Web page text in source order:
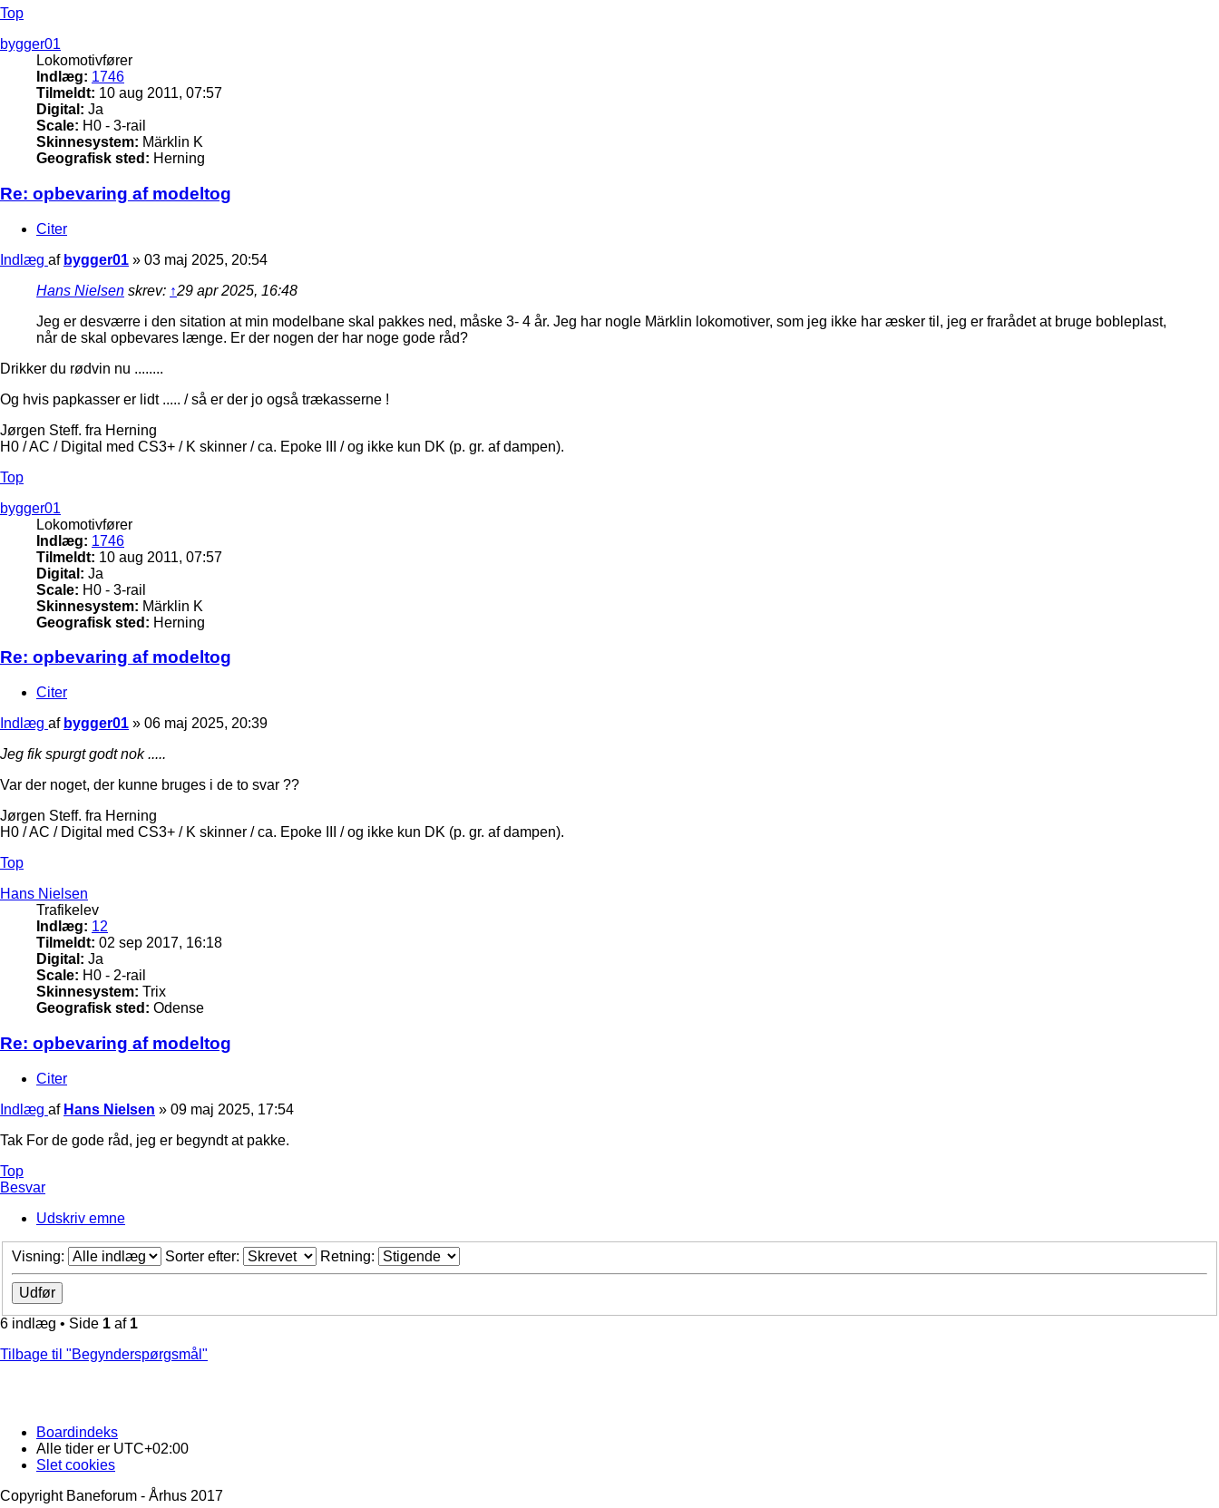
Top
bygger01
Lokomotivfører
Indlæg: 1746
Tilmeldt: 10 aug 2011, 07:57
Digital: Ja
Scale: H0 - 3-rail
Skinnesystem: Märklin K
Geografisk sted: Herning
Re: opbevaring af modeltog
Citer
Indlæg af bygger01 » 03 maj 2025, 20:54
Hans Nielsen skrev: ↑29 apr 2025, 16:48
Jeg er desværre i den sitation at min modelbane skal pakkes ned, måske 3- 4 år. Jeg har nogle Märklin lokomotiver, som jeg ikke har æsker til, jeg er frarådet at bruge bobleplast,
når de skal opbevares længe. Er der nogen der har noge gode råd?
Drikker du rødvin nu ........
Og hvis papkasser er lidt ..... / så er der jo også trækasserne !
Jørgen Steff. fra Herning
H0 / AC / Digital med CS3+ / K skinner / ca. Epoke III / og ikke kun DK (p. gr. af dampen).
Top
bygger01
Lokomotivfører
Indlæg: 1746
Tilmeldt: 10 aug 2011, 07:57
Digital: Ja
Scale: H0 - 3-rail
Skinnesystem: Märklin K
Geografisk sted: Herning
Re: opbevaring af modeltog
Citer
Indlæg af bygger01 » 06 maj 2025, 20:39
Jeg fik spurgt godt nok .....
Var der noget, der kunne bruges i de to svar ??
Jørgen Steff. fra Herning
H0 / AC / Digital med CS3+ / K skinner / ca. Epoke III / og ikke kun DK (p. gr. af dampen).
Top
Hans Nielsen
Trafikelev
Indlæg: 12
Tilmeldt: 02 sep 2017, 16:18
Digital: Ja
Scale: H0 - 2-rail
Skinnesystem: Trix
Geografisk sted: Odense
Re: opbevaring af modeltog
Citer
Indlæg af Hans Nielsen » 09 maj 2025, 17:54
Tak For de gode råd, jeg er begyndt at pakke.
Top
Besvar
Udskriv emne
Visning: Sorter efter: Retning:
6 indlæg • Side 1 af 1
Tilbage til "Begynderspørgsmål"
Boardindeks
Alle tider er UTC+02:00
Slet cookies
Copyright Baneforum - Århus 2017